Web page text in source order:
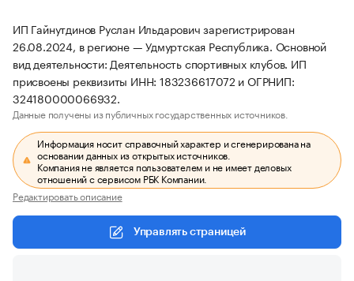
ИП Гайнутдинов Руслан Ильдарович зарегистрирован
26.08.2024, в регионе — Удмуртская Республика. Основной
вид деятельности: Деятельность спортивных клубов. ИП
присвоены реквизиты ИНН: 183236617072 и ОГРНИП:
324180000066932.
Данные получены из публичных государственных источников.
Информация носит справочный характер и сгенерирована на
основании данных из открытых источников.
Компания не является пользователем и не имеет деловых
отношений с сервисом РБК Компании.
Редактировать описание
Управлять страницей